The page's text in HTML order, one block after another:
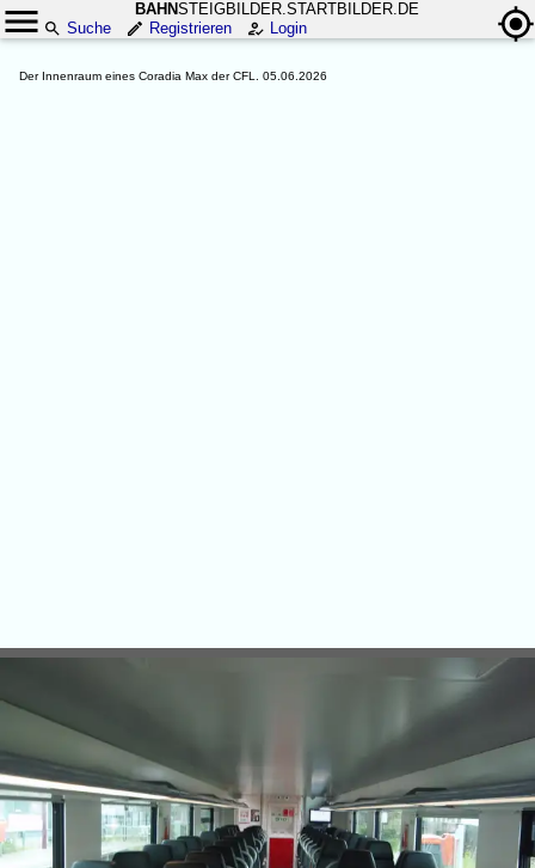
BAHNSTEIGBILDER.STARTBILDER.DE
Suche
Registrieren Login
Der Innenraum eines Coradia Max der CFL. 05.06.2026